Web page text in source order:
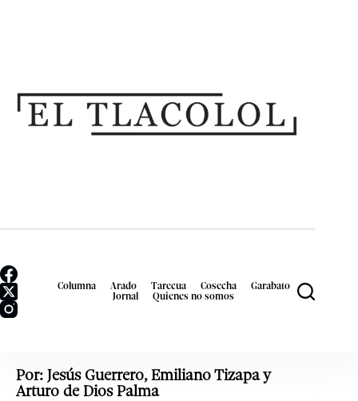
Columna Arado Tarecua Cosecha
Garabato
Jornal
Quienes no somos
Por: Jesús Guerrero, Emiliano Tizapa y
Arturo de Dios Palma